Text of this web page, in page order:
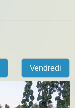
Vendredi